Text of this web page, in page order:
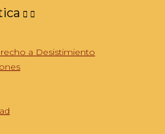
 
a Desistimiento